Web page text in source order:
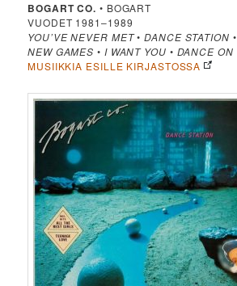
BOGART CO. • BOGART
VUODET 1981–1989
YOU’VE NEVER MET•DANCE STATION •
NEW GAMES • I WANT YOU • DANCE ON
MUSIIKKIA ESILLE KIRJASTOSSA